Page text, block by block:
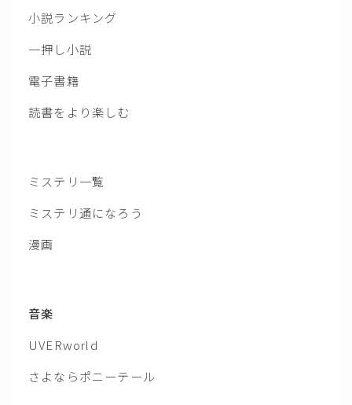
小説ランキング
一押し小説
電子書籍
読書をより楽しむ
ミステリ一覧
ミステリ通になろう
漫画
音楽
UVERworld
さよならポニーテール